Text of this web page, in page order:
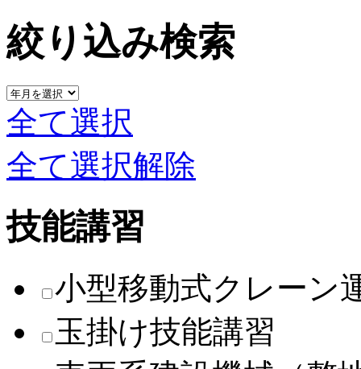
絞り込み検索
全て選択
全て選択解除
技能講習
小型移動式クレーン
玉掛け技能講習